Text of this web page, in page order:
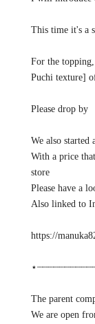
This time it's a
For the
Puchi texture]
Please drop by
We also started
With a price
store
Please have a
Also linked to
https://
The parent
We are open